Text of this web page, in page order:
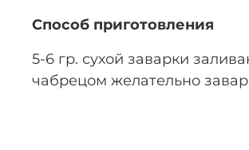
Способ приготовления
5-6 гр. сухой заварки
чабрецом желательно